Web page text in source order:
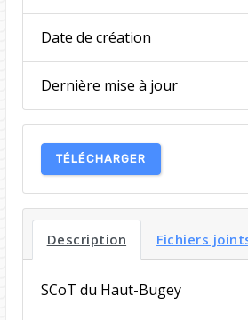
Date de création
Dernière mise à jour
TÉLÉCHARGER
Description Fichiers
SCoT du Haut-Bugey